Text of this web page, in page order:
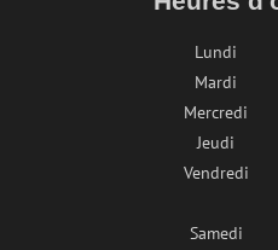
Lundi
Mardi
Mercredi
Jeudi
Vendredi
Samedi